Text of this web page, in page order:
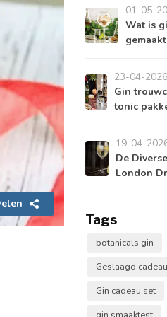
01-05-
Wat is
23-04-2026
Gin
tonic
19-04-
De
London
Tags
botanicals gin
Geslaagd cadeau
Gin cadeau set
gin smaaktest